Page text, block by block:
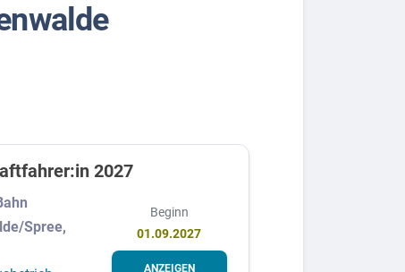
2027
Spree,
Beginn
01.09.2027
ANZEIGEN